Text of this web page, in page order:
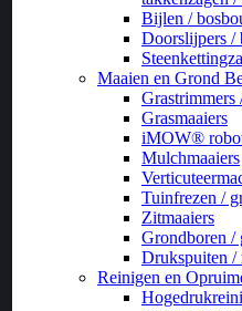
Bijlen /
Doorslijpers /
Maaien en Grond
Grastrimmers
Grasmaaiers
iMOW®
Mulchmaaiers
Tuinfrezen /
Zitmaaiers
Grondboren /
Drukspuiten /
Reinigen en